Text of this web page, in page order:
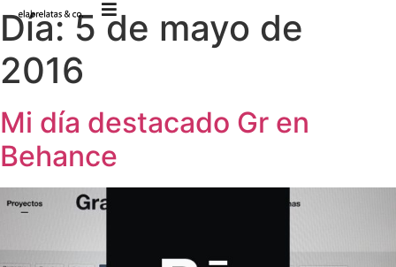
Día:5 de mayo de
2016
Mi día destacado Gr en
Behance